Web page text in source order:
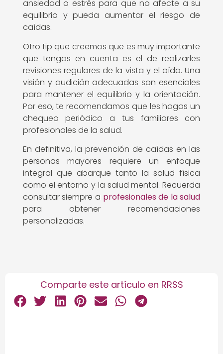
ansiedad o estrés para que no afecte a su
equilibrio y pueda aumentar el riesgo de
caídas.
Otro tip que creemos que es muy importante
que tengas en cuenta es el de realizarles
revisiones regulares de la vista y el oído. Una
visión y audición adecuadas son esenciales
para mantener el equilibrio y la orientación.
Por eso, te recomendamos que les hagas un
chequeo periódico a tus familiares con
profesionales de la salud.
En definitiva, la prevención de caídas en las
personas mayores requiere un enfoque
integral que abarque tanto la salud física
como el entorno y la salud mental. Recuerda
consultar siempre a profesionales de la salud
para obtener recomendaciones
personalizadas.
Comparte este artículo en RRSS